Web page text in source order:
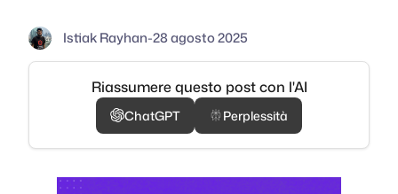
Istiak Rayhan-28 agosto 2025
Riassumere questo post con l'AI
ChatGPT Perplessità